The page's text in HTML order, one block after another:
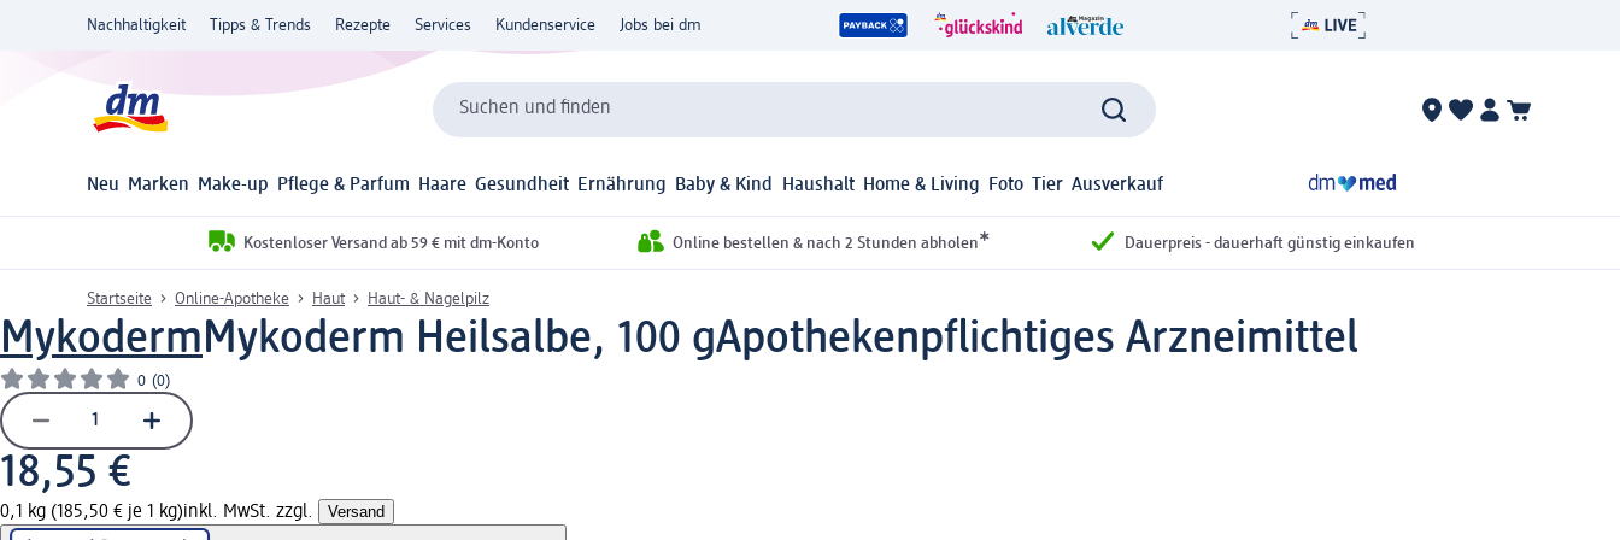
Nachhaltigkeit Tipps & Trends Rezepte Services Kundenservice Jobs bei dm
Suchen und finden
Neu Marken Make-up Pflege & Parfum Haare Gesundheit Ernährung Baby & Kind Haushalt Home & Living Foto Tier Ausverkauf
Kostenloser Versand ab 59 € mit dm-Konto Online bestellen & nach 2 Stunden abholen* Dauerpreis - dauerhaft günstig einkaufen
Startseite Online-Apotheke Haut Haut- & Nagelpilz
MykodermMykoderm Heilsalbe, 100 gApothekenpflichtiges Arzneimittel
0 (0)
18,55 €
0,1 kg (185,50 € je 1 kg)inkl. MwSt. zzgl. Versand